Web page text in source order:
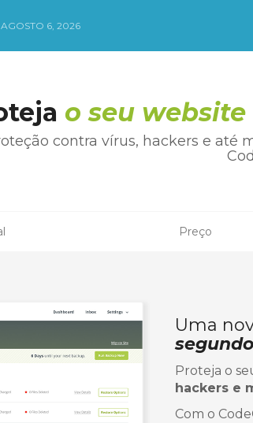
6, 2026
o seu website
contra vírus, hackers e até
Preço
Uma
Proteja o
hackers e
Com o